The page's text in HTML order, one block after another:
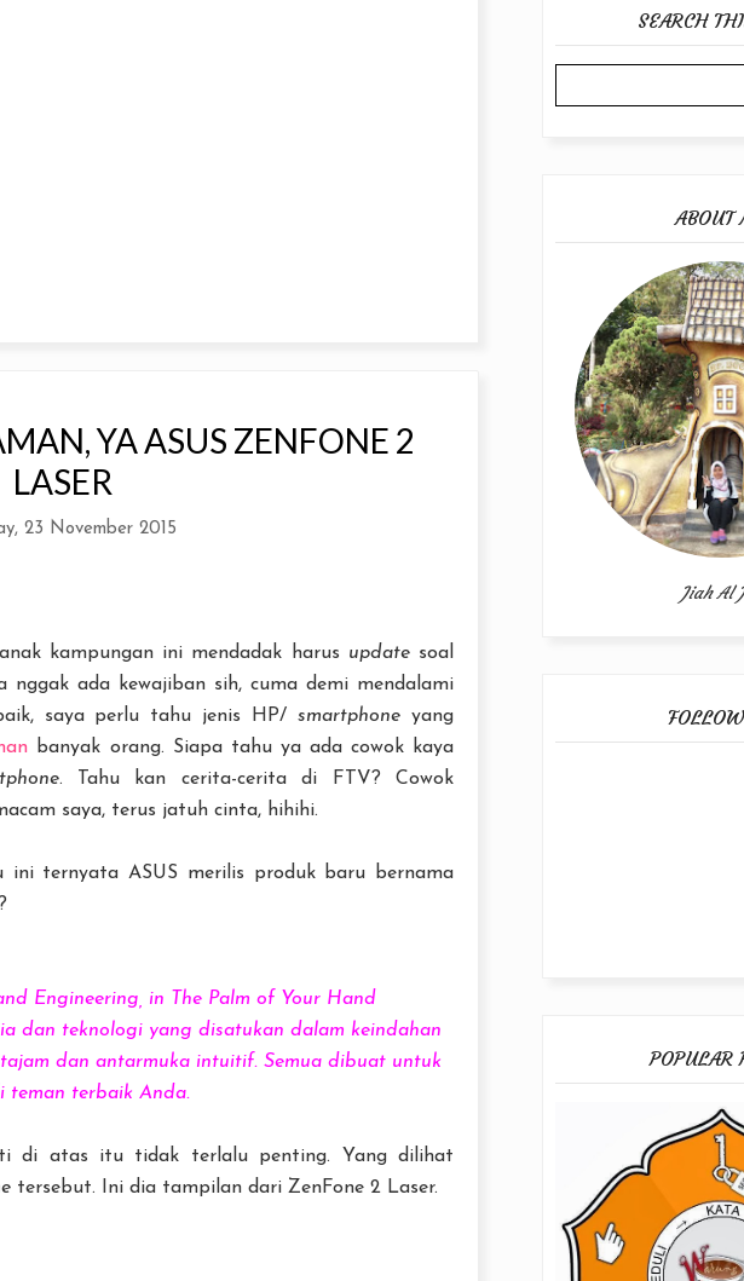
YA ASUS ZENFONE 2
LASER
23 November 2015
kampungan ini mendadak harus updatesoal
nggak ada kewajiban sih, cuma demi mendalami
saya perlu tahu jenis HP/smartphone yang
banyak orang. Siapa tahu ya ada cowok kaya
. Tahu kan cerita-cerita di FTV? Cowok
saya, terus jatuh cinta, hihihi.
ini ternyata ASUS merilis produk baru bernama
Engineering, in The Palm of Your Hand
dan teknologi yang disatukan dalam keindahan
dan antarmuka intuitif. Semua dibuat untuk
teman terbaik Anda.
di atas itu tidak terlalu penting. Yang dilihat
tersebut. Ini dia tampilan dari ZenFone 2 Laser.
SEARCH
ABOUT
Jiah Al
POPULAR